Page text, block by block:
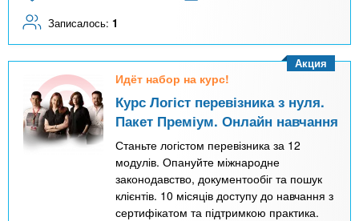
Записалось: 1
Идёт набор на курс!
Курс Логіст перевізника з нуля.
Пакет Преміум. Онлайн навчання
Станьте логістом перевізника за 12
модулів. Опануйте міжнародне
законодавство, документообіг та пошук
клієнтів. 10 місяців доступу до навчання з
сертифікатом та підтримкою практика.
Акция